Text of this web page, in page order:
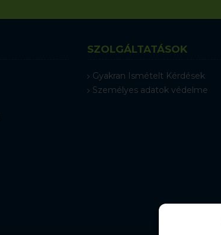
SZOLGÁLTATÁSOK
Gyakran Ismételt Kérdések
Személyes adatok védelme